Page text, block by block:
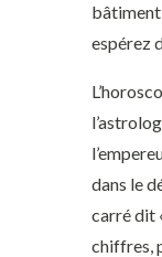
bâtiment
espérez
dans le
carré dit
chiffres,